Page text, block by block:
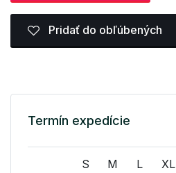
Pridať do obľúbených
Termín expedície
S M L XL